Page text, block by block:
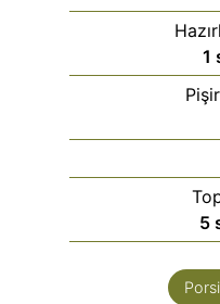
1
5